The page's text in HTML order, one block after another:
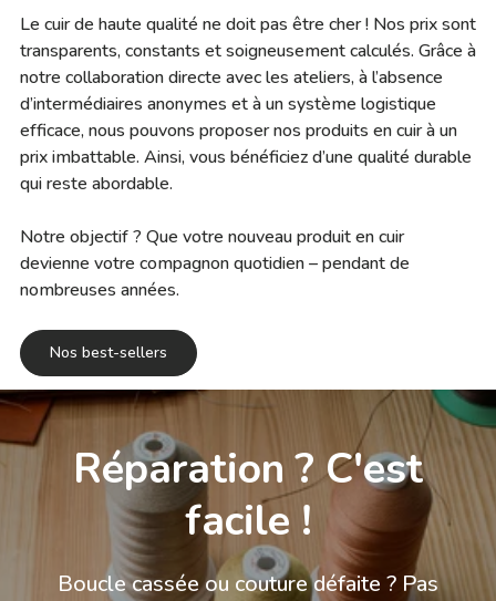
Le cuir de haute qualité ne doit pas être cher ! Nos prix sont
transparents, constants et soigneusement calculés. Grâce à
notre collaboration directe avec les ateliers, à l’absence
d’intermédiaires anonymes et à un système logistique
efficace, nous pouvons proposer nos produits en cuir à un
prix imbattable. Ainsi, vous bénéficiez d’une qualité durable
qui reste abordable.
Notre objectif ? Que votre nouveau produit en cuir
devienne votre compagnon quotidien – pendant de
nombreuses années.
Nos best-sellers
Réparation ? C'est
facile !
Boucle cassée ou couture défaite ? Pas